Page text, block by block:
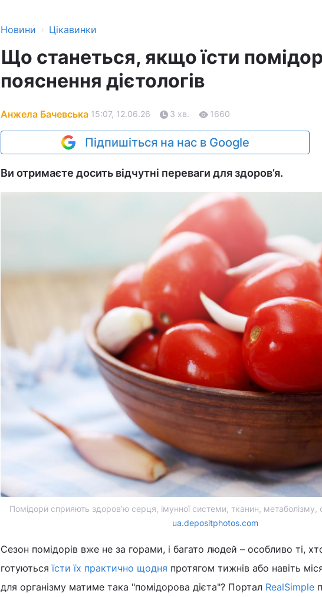
Новини › Цікавинки
Що станеться, якщо їсти
пояснення дієтологів
Анжела Бачевська 15:07, 12.06.26 3 хв. 1660
Підпишіться на нас в Google
Ви отримаєте досить відчутні переваги для здоров’я.
Помідори сприяють здоров’ю серця, імунної системи, тканин, метаболізму,
ua.depositphotos.com
Сезон помідорів вже не за горами, і багато людей – особливо ті,
готуютьсяїсти їх практично щодня протягом тижнів або навіть
для організму матиме така "помідорова дієта"? Портал RealSimple